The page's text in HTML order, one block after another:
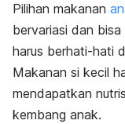
Pilihan makanan
bervariasi dan
harus berhati-hati
Makanan si kecil
mendapatkan
kembang anak.